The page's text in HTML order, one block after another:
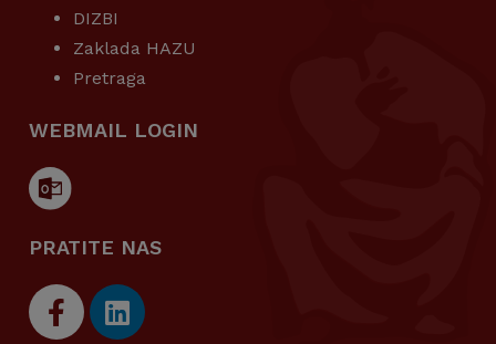
DIZBI
Zaklada HAZU
Pretraga
WEBMAIL LOGIN
PRATITE NAS